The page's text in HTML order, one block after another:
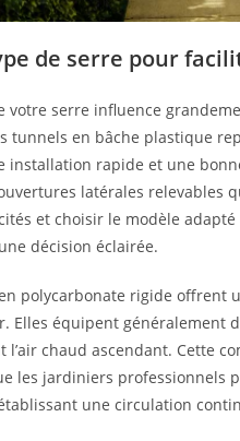
de serre pour
votre serre influence
tunnels en bâche plastique
installation rapide et une
latérales
et choisir le modèle
décision éclairée.
polycarbonate rigide
Elles équipent généralement
chaud ascendant. Cette
les jardiniers professionnels
une circulation